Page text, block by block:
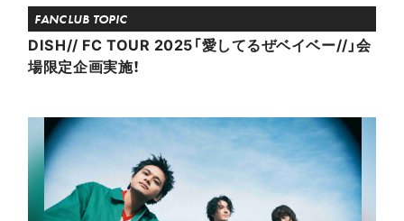
FANCLUB TOPIC
DISH// FC TOUR 2025「愛してるぜベイベー//」会
場限定企画実施！